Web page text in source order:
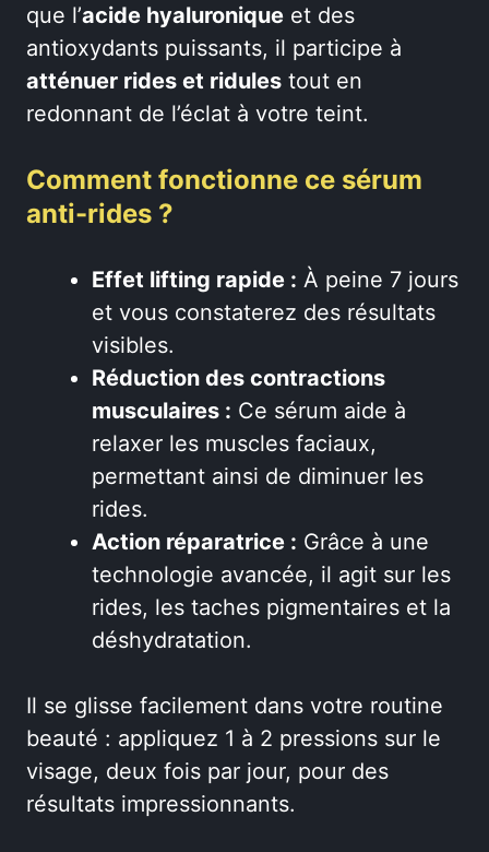
que l’acide hyaluronique et des
antioxydants puissants, il participe à
atténuer rides et ridules tout en
redonnant de l’éclat à votre teint.
Comment fonctionne ce sérum
anti-rides ?
Effet lifting rapide : À peine 7 jours
et vous constaterez des résultats
visibles.
Réduction des contractions
musculaires : Ce sérum aide à
relaxer les muscles faciaux,
permettant ainsi de diminuer les
rides.
Action réparatrice : Grâce à une
technologie avancée, il agit sur les
rides, les taches pigmentaires et la
déshydratation.
Il se glisse facilement dans votre routine
beauté : appliquez 1 à 2 pressions sur le
visage, deux fois par jour, pour des
résultats impressionnants.